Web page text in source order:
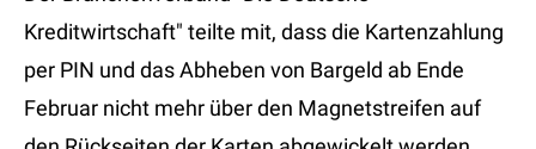
Kreditwirtschaft" teilte mit, dass die Kartenzahlung
per PIN und das Abheben von Bargeld ab Ende
Februar nicht mehr über den Magnetstreifen auf